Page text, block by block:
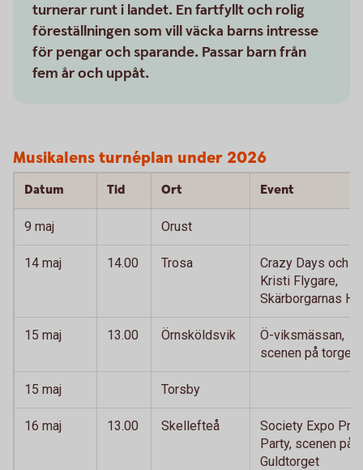
turnerar runt i landet. En fartfyllt och rolig
föreställningen som vill väcka barns intresse
för pengar och sparande. Passar barn från
fem år och uppåt.
Musikalens turnéplan under 2026
Datum Tid Ort Event
9 maj Orust
14 maj 14.00 Trosa
Crazy Days och
Kristi Flygare,
Skärborgarnas
15 maj 13.00 Örnsköldsvik
Ö-viksmässan,
scenen på torget
15 maj Torsby
16 maj 13.00 Skellefteå
Society Expo Pre-
Party, scenen på
Guldtorget